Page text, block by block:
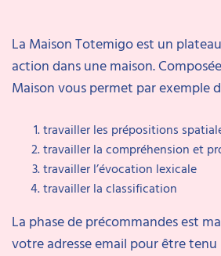
La Maison Totemigo est un
action dans une maison.
Maison vous permet par exemple
travailler les prépositions
travailler la compréhension et
travailler l’évocation lexicale
travailler la classification
La phase de précommandes est
votre adresse email pour être